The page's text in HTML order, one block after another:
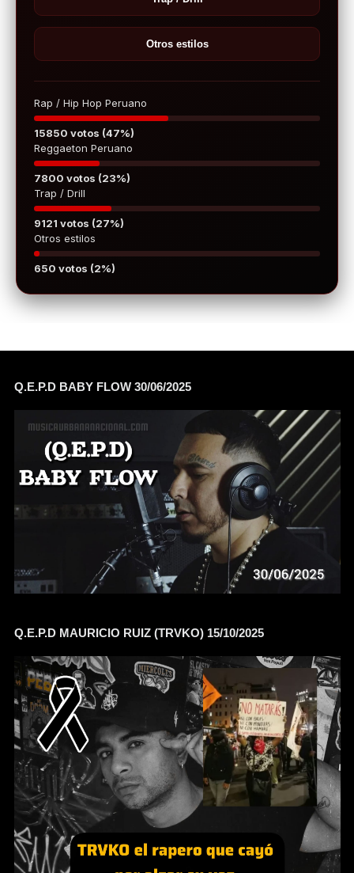
Otros estilos
Rap / Hip Hop Peruano
15850 votos (47%)
Reggaeton Peruano
7800 votos (23%)
Trap / Drill
9121 votos (27%)
Otros estilos
650 votos (2%)
Q.E.P.D BABY FLOW 30/06/2025
Q.E.P.D MAURICIO RUIZ (TRVKO) 15/10/2025